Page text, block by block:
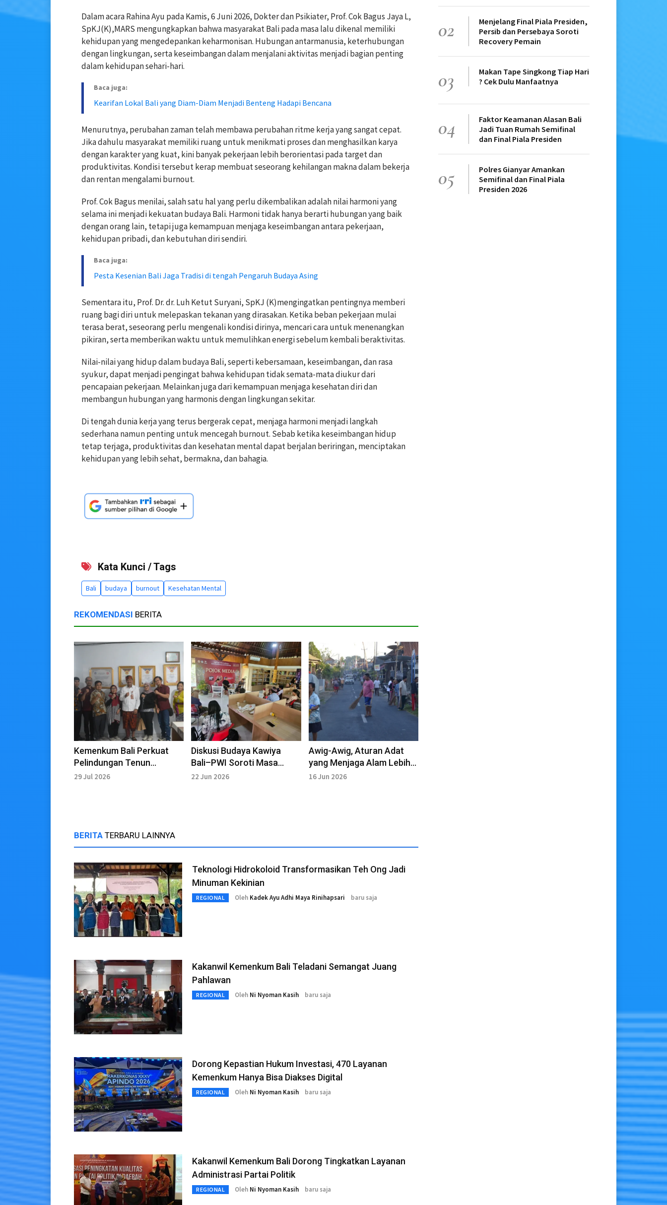
Dalam acara Rahina Ayu pada Kamis, 6 Juni 2026, Dokter dan Psikiater, Prof. Cok Bagus Jaya L,
SpKJ(K),MARS mengungkapkan bahwa masyarakat Bali pada masa lalu dikenal memiliki
kehidupan yang mengedepankan keharmonisan. Hubungan antarmanusia, keterhubungan
dengan lingkungan, serta keseimbangan dalam menjalani aktivitas menjadi bagian penting
dalam kehidupan sehari-hari.
Baca juga:
Kearifan Lokal Bali yang Diam-Diam Menjadi Benteng Hadapi Bencana
Menurutnya, perubahan zaman telah membawa perubahan ritme kerja yang sangat cepat.
Jika dahulu masyarakat memiliki ruang untuk menikmati proses dan menghasilkan karya
dengan karakter yang kuat, kini banyak pekerjaan lebih berorientasi pada target dan
produktivitas. Kondisi tersebut kerap membuat seseorang kehilangan makna dalam bekerja
dan rentan mengalami burnout.
Prof. Cok Bagus menilai, salah satu hal yang perlu dikembalikan adalah nilai harmoni yang
selama ini menjadi kekuatan budaya Bali. Harmoni tidak hanya berarti hubungan yang baik
dengan orang lain, tetapi juga kemampuan menjaga keseimbangan antara pekerjaan,
kehidupan pribadi, dan kebutuhan diri sendiri.
Baca juga:
Pesta Kesenian Bali Jaga Tradisi di tengah Pengaruh Budaya Asing
Sementara itu, Prof. Dr. dr. Luh Ketut Suryani, SpKJ (K)mengingatkan pentingnya memberi
ruang bagi diri untuk melepaskan tekanan yang dirasakan. Ketika beban pekerjaan mulai
terasa berat, seseorang perlu mengenali kondisi dirinya, mencari cara untuk menenangkan
pikiran, serta memberikan waktu untuk memulihkan energi sebelum kembali beraktivitas.
Nilai-nilai yang hidup dalam budaya Bali, seperti kebersamaan, keseimbangan, dan rasa
syukur, dapat menjadi pengingat bahwa kehidupan tidak semata-mata diukur dari
pencapaian pekerjaan. Melainkan juga dari kemampuan menjaga kesehatan diri dan
membangun hubungan yang harmonis dengan lingkungan sekitar.
Di tengah dunia kerja yang terus bergerak cepat, menjaga harmoni menjadi langkah
sederhana namun penting untuk mencegah burnout. Sebab ketika keseimbangan hidup
tetap terjaga, produktivitas dan kesehatan mental dapat berjalan beriringan, menciptakan
kehidupan yang lebih sehat, bermakna, dan bahagia.
Kata Kunci / Tags
Bali budaya burnout Kesehatan Mental
REKOMENDASI BERITA
Kemenkum Bali Perkuat
Pelindungan Tenun
Songket Gelgel
29 Jul 2026
Diskusi Budaya Kawiya
Bali–PWI Soroti Masa
Depan PKB
22 Jun 2026
Awig-Awig, Aturan Adat
yang Menjaga Alam Lebih
dari Sekadar Regulasi
16 Jun 2026
BERITA TERBARU LAINNYA
Teknologi Hidrokoloid Transformasikan Teh Ong Jadi
Minuman Kekinian
REGIONAL Oleh Kadek Ayu Adhi Maya Rinihapsari baru saja
Kakanwil Kemenkum Bali Teladani Semangat Juang
Pahlawan
REGIONAL Oleh Ni Nyoman Kasih baru saja
Dorong Kepastian Hukum Investasi, 470 Layanan
Kemenkum Hanya Bisa Diakses Digital
REGIONAL Oleh Ni Nyoman Kasih baru saja
Kakanwil Kemenkum Bali Dorong Tingkatkan Layanan
Administrasi Partai Politik
REGIONAL Oleh Ni Nyoman Kasih baru saja
02
Menjelang Final Piala Presiden,
Persib dan Persebaya Soroti
Recovery Pemain
03
Makan Tape Singkong Tiap Hari
? Cek Dulu Manfaatnya
04
Faktor Keamanan Alasan Bali
Jadi Tuan Rumah Semifinal
dan Final Piala Presiden
05
Polres Gianyar Amankan
Semifinal dan Final Piala
Presiden 2026